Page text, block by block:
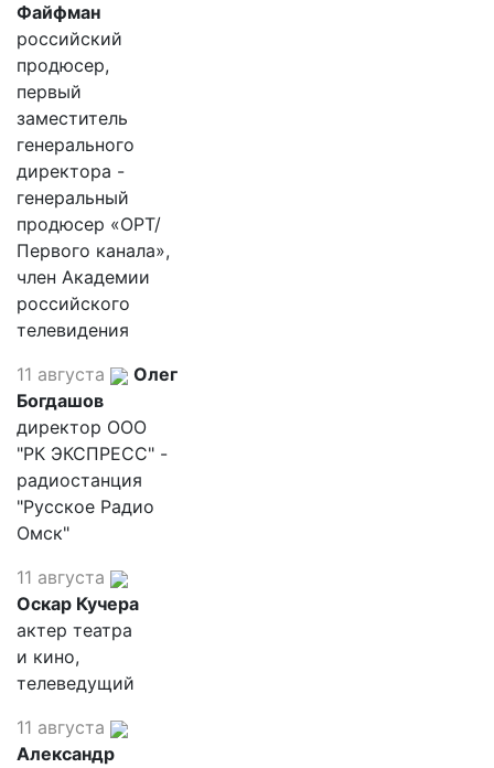
Файфман
российский
продюсер,
первый
заместитель
генерального
директора -
генеральный
продюсер «ОРТ/
Первого канала»,
член Академии
российского
телевидения
11 августа
Олег
Богдашов
директор ООО
"РК ЭКСПРЕСС" -
радиостанция
"Русское Радио
Омск"
11 августа
Оскар Кучера
актер театра
и кино,
телеведущий
11 августа
Александр